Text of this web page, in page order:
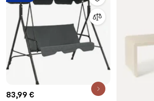
83,99 €